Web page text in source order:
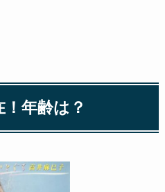
年齢は？